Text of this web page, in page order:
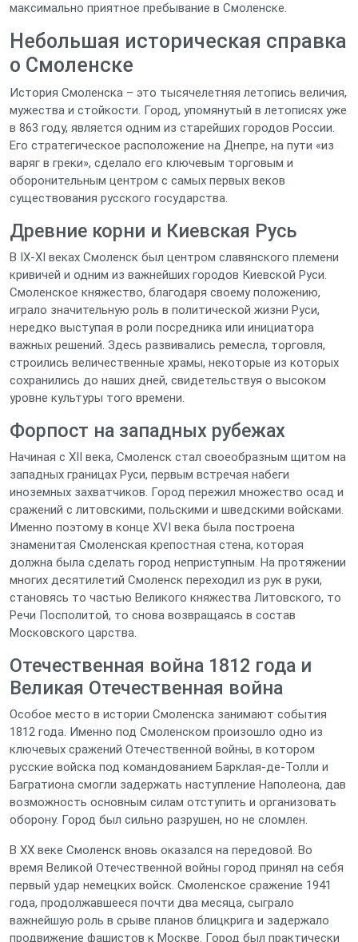
максимально приятное пребывание в Смоленске.
Небольшая историческая справка
о Смоленске
История Смоленска – это тысячелетняя летопись величия,
мужества и стойкости. Город, упомянутый в летописях уже
в 863 году, является одним из старейших городов России.
Его стратегическое расположение на Днепре, на пути «из
варяг в греки», сделало его ключевым торговым и
оборонительным центром с самых первых веков
существования русского государства.
Древние корни и Киевская Русь
В IX-XI веках Смоленск был центром славянского племени
кривичей и одним из важнейших городов Киевской Руси.
Смоленское княжество, благодаря своему положению,
играло значительную роль в политической жизни Руси,
нередко выступая в роли посредника или инициатора
важных решений. Здесь развивались ремесла, торговля,
строились величественные храмы, некоторые из которых
сохранились до наших дней, свидетельствуя о высоком
уровне культуры того времени.
Форпост на западных рубежах
Начиная с XII века, Смоленск стал своеобразным щитом на
западных границах Руси, первым встречая набеги
иноземных захватчиков. Город пережил множество осад и
сражений с литовскими, польскими и шведскими войсками.
Именно поэтому в конце XVI века была построена
знаменитая Смоленская крепостная стена, которая
должна была сделать город неприступным. На протяжении
многих десятилетий Смоленск переходил из рук в руки,
становясь то частью Великого княжества Литовского, то
Речи Посполитой, то снова возвращаясь в состав
Московского царства.
Отечественная война 1812 года и
Великая Отечественная война
Особое место в истории Смоленска занимают события
1812 года. Именно под Смоленском произошло одно из
ключевых сражений Отечественной войны, в котором
русские войска под командованием Барклая-де-Толли и
Багратиона смогли задержать наступление Наполеона, дав
возможность основным силам отступить и организовать
оборону. Город был сильно разрушен, но не сломлен.
В XX веке Смоленск вновь оказался на передовой. Во
время Великой Отечественной войны город принял на себя
первый удар немецких войск. Смоленское сражение 1941
года, продолжавшееся почти два месяца, сыграло
важнейшую роль в срыве планов блицкрига и задержало
продвижение фашистов к Москве. Город был практически